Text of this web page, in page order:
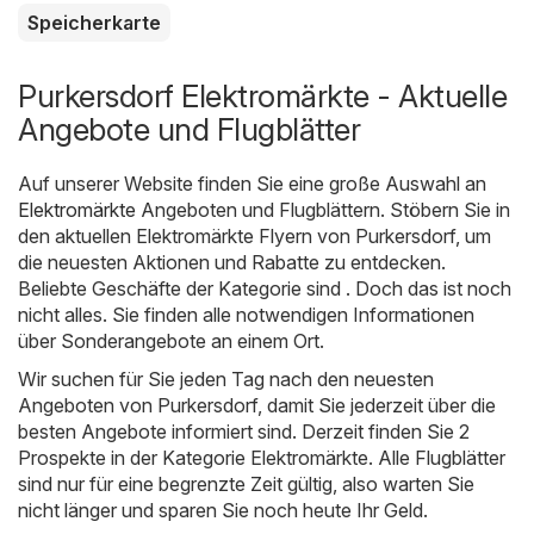
Speicherkarte
Purkersdorf Elektromärkte - Aktuelle
Angebote und Flugblätter
Auf unserer Website finden Sie eine große Auswahl an
Elektromärkte Angeboten und Flugblättern. Stöbern Sie in
den aktuellen Elektromärkte Flyern von Purkersdorf, um
die neuesten Aktionen und Rabatte zu entdecken.
Beliebte Geschäfte der Kategorie sind . Doch das ist noch
nicht alles. Sie finden alle notwendigen Informationen
über Sonderangebote an einem Ort.
Wir suchen für Sie jeden Tag nach den neuesten
Angeboten von Purkersdorf, damit Sie jederzeit über die
besten Angebote informiert sind. Derzeit finden Sie 2
Prospekte in der Kategorie Elektromärkte. Alle Flugblätter
sind nur für eine begrenzte Zeit gültig, also warten Sie
nicht länger und sparen Sie noch heute Ihr Geld.